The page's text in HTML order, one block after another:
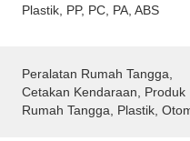
Plastik, PP, PC, PA, ABS
Peralatan Rumah Tangga,
Cetakan Kendaraan, Produk
Rumah Tangga, Plastik,